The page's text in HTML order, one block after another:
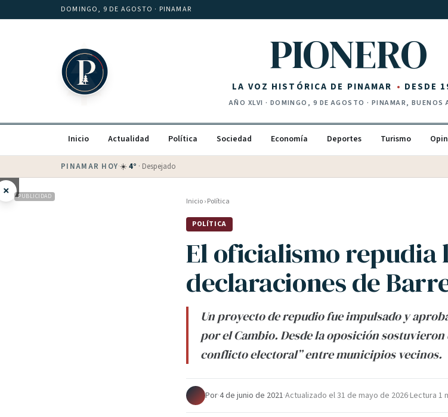
Saltar al contenidoDOMINGO, 9 DE AGOSTO · PINAMAR
PIONERO
LA VOZ HISTÓRICA DE PINAMAR DESDE
AÑO XLVI · DOMINGO, 9 DE AGOSTO · PINAMAR, BUENOS
Inicio Actualidad Política Sociedad Economía Deportes Turismo
PINAMAR HOY·💵 Dólar blue$1525
× PUBLICIDAD Inicio›Política
POLÍTICA
El oficialismo repudia
declaraciones de
Un proyecto de repudio fue impulsado y
por el Cambio. Desde la oposición
conflicto electoral” entre municipios vecinos.
Por·4 de junio de 2021·Actualizado el31 de mayo de 2026·Lectura 1